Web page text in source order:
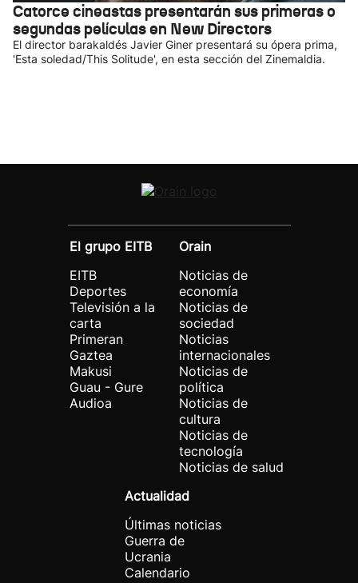
Catorce cineastas presentarán sus primeras o
segundas películas en New Directors
El director barakaldés Javier Giner presentará su ópera prima,
'Esta soledad/This Solitude', en esta sección del Zinemaldia.
El grupo EITB
EITB
Deportes
Televisión a la
carta
Primeran
Gaztea
Makusi
Guau - Gure
Audioa
Orain
Noticias de
economía
Noticias de
sociedad
Noticias
internacionales
Noticias de
política
Noticias de
cultura
Noticias de
tecnología
Noticias de salud
Actualidad
Últimas noticias
Guerra de
Ucrania
Calendario